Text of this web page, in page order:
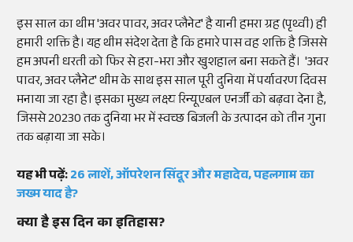
इस साल का थीम 'अवर पावर, अवर प्लैनेट' है यानी हमरा ग्रह (पृथ्वी) ही
हमारी शक्ति है। यह थीम संदेश देता है कि हमारे पास वह शक्ति है जिससे
हम अपनी धरती को फिर से हरा-भरा और खुशहाल बना सकते हैं। 'अवर
पावर, अवर प्लैनेट' थीम के साथ इस साल पूरी दुनिया में पर्यावरण दिवस
मनाया जा रहा है। इसका मुख्य लक्ष्य रिन्यूएबल एनर्जी को बढ़वा देना है,
जिससे 20230 तक दुनिया भर में स्वच्छ बिजली के उत्पादन को तीन गुना
तक बढ़ाया जा सके।
यह भी पढ़ें:26 लाशें, ऑपरेशन सिंदूर और महादेव, पहलगाम का
जख्म याद है?
क्या है इस दिन का इतिहास?